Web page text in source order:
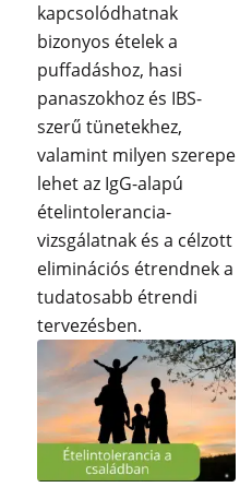
kapcsolódhatnak
bizonyos ételek a
puffadáshoz, hasi
panaszokhoz és IBS-
szerű tünetekhez,
valamint milyen szerepe
lehet az IgG-alapú
ételintolerancia-
vizsgálatnak és a célzott
eliminációs étrendnek a
tudatosabb étrendi
tervezésben.